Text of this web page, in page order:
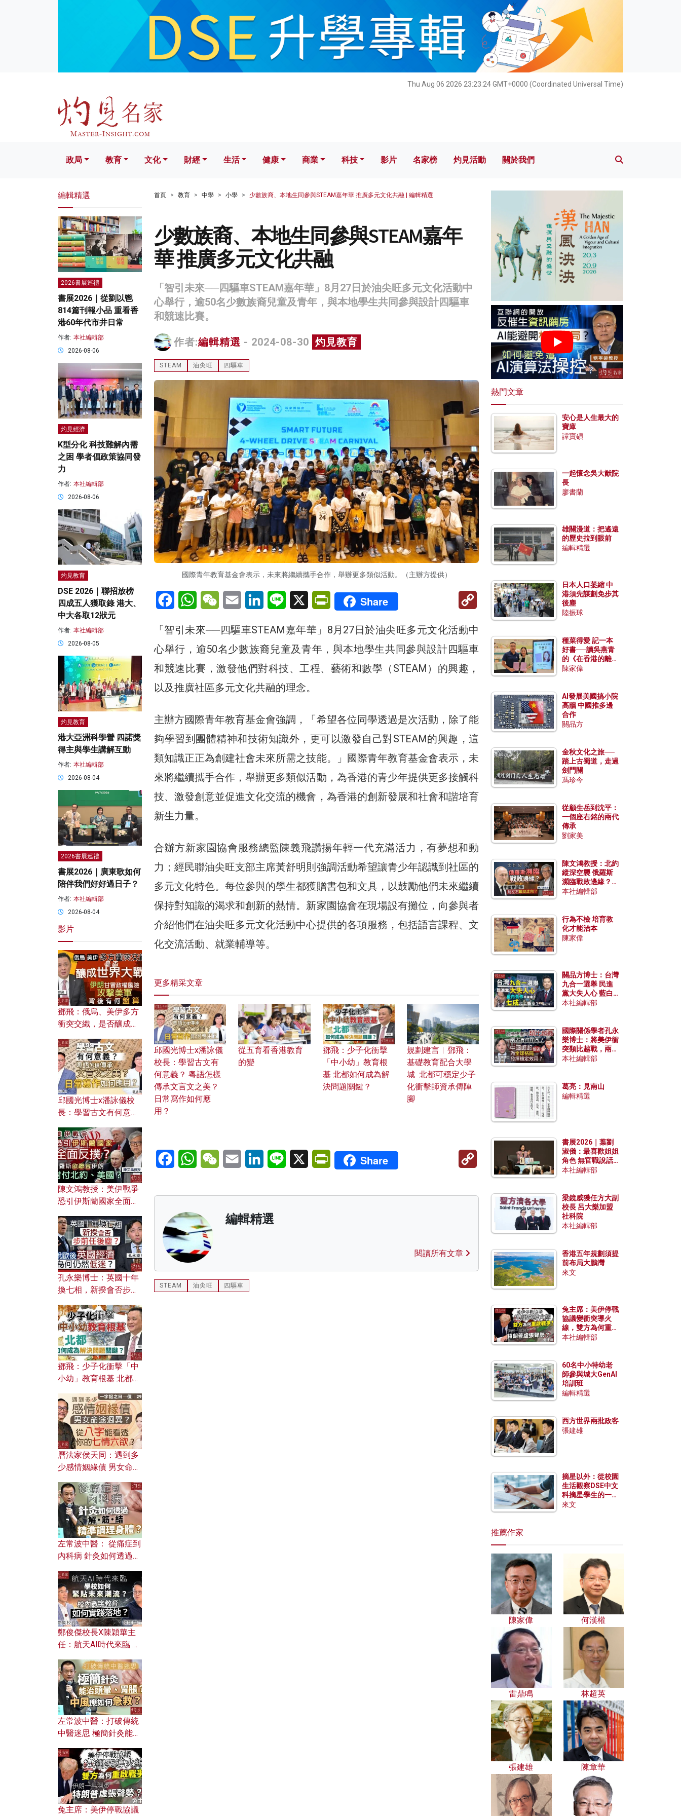
Thu Aug 06 2026 23:23:25 GMT+0000 (Coordinated Universal Time)
文化 財經 生活 健康 科技 影片 名家榜 灼見活動 關於我們
政局 教育 文化 財經 生活 健康 商業 科技 影片 名家榜 灼見活動 關於我們
首頁 教育 中學 小學 少數族裔、本地生同參與STEAM嘉年華 推廣多元文化共融 | 編輯精選
少數族裔、本地生同參與STEAM嘉年
華 推廣多元文化共融
「智引未來──四驅車STEAM嘉年華」8月27日於油尖旺多元文化活動中
心舉行，逾50名少數族裔兒童及青年，與本地學生共同參與設計四驅車
和競速比賽。
作者:編輯精選 - 2024-08-30 灼見教育
STEAM 油尖旺 四驅車
國際青年教育基金會表示，未來將繼續攜手合作，舉辦更多類似活動。（主辦方提供）
FacebookWhatsAppWeChatEmail LinkedInLine X PrintFriendly
Share
Copy
「智引未來──四驅車STEAM嘉年華」8月27日於油尖旺多元文化活動中
心舉行，逾50名少數族裔兒童及青年，與本地學生共同參與設計四驅車
和競速比賽，激發他們對科技、工程、藝術和數學（STEAM）的興趣，
以及推廣社區多元文化共融的理念。
主辦方國際青年教育基金會強調，「希望各位同學透過是次活動，除了能
夠學習到團體精神和技術知識外，更可以激發自己對STEAM的興趣，這
類知識正正為創建社會未來所需之技能。」國際青年教育基金會表示，未
來將繼續攜手合作，舉辦更多類似活動，為香港的青少年提供更多接觸科
技、激發創意並促進文化交流的機會，為香港的創新發展和社會和諧培育
新生力量。
合辦方新家園協會服務總監陳義飛讚揚年輕一代充滿活力，有夢想和動
力；經民聯油尖旺支部主席黃舒明則強調活動希望讓青少年認識到社區的
多元文化特色。每位參與的學生都獲贈書包和文具，以鼓勵他們未來繼續
保持對知識的渴求和創新的熱情。新家園協會在現場設有攤位，向參與者
介紹他們在油尖旺多元文化活動中心提供的各項服務，包括語言課程、文
化交流活動、就業輔導等。
更多精采文章
邱國光博士x潘詠儀
校長：學習古文有
何意義？ 粵語怎樣
傳承文言文之美？
日常寫作如何應
用？
從五育看香港教育
的變
鄧飛：少子化衝擊
「中小幼」教育根
基 北都如何成為解
決問題關鍵？
規劃建言︱鄧飛：
基礎教育配合大學
城 北都可穩定少子
化衝擊師資承傳陣
腳
FacebookWhatsAppWeChatEmail LinkedInLine X PrintFriendly
Share
編輯精選
閱讀所有文章
STEAM 油尖旺 四驅車
編輯精選
2026書展巡禮
書展2026｜從劉以鬯
814篇刊報小品 重看香
港60年代市井日常
作者: 本社編輯部
2026-08-06
灼見經濟
K型分化 科技難解內需
之困 學者倡政策協同發
力
作者: 本社編輯部
2026-08-06
灼見教育
DSE 2026｜聯招放榜
四成五人獲取錄 港大、
中大各取12狀元
作者: 本社編輯部
2026-08-05
灼見教育
港大亞洲科學營 四諾獎
得主與學生講解互動
作者: 本社編輯部
2026-08-04
2026書展巡禮
書展2026｜廣東歌如何
陪伴我們好好過日子？
作者: 本社編輯部
2026-08-04
影片
鄧飛：俄烏、美伊多方
衝突交織，是否釀成世
風險攻擊美軍，背後有
何盤算？
邱國光博士x潘詠儀校
長：學習古文有何意
文之美？ 日常寫作如何
應用？
陳文鴻教授：美伊戰爭
恐引伊斯蘭國家全面反
對付北約美國？
孔永樂博士：英國十年
換七相，新揆會否步前
濟為何仍然低迷？
鄧飛：少子化衝擊「中
小幼」教育根基 北都如
曆法家侯天同：遇到多
少感情姻緣債 男女命途
的七情六欲？
左常波中醫： 從痛症到
內科病 針灸如何透過解
鄭俊傑校長X陳穎華主
任：航天AI時代來臨 學
校內數字教育如何實踐
落地？
左常波中醫：打破傳統
中醫迷思 極簡針灸能治
何急救？
兔主席：美伊停戰協議
熱門文章
安心是人生最大的
寶庫
譚寶碩
一起懷念吳大猷院
長
廖書蘭
雄關漫道：把遙遠
的歷史拉到眼前
編輯精選
日本人口萎縮 中
港須先謀劃免步其
後塵
陸振球
種菜得愛 記一本
好書──讀吳燕青
的《在香港的離島
種菜》
陳家偉
AI發展美國搞小院
高牆 中國推多邊
合作
關品方
金秋文化之旅──
踏上古蜀道，走過
劍門關
馮珍今
從顧生岳到沈平：
一個座右銘的兩代
傳承
劉家美
陳文鴻教授：北約
縱深空襲 俄羅斯
瀕臨戰敗邊緣？中
國零部件能左右戰
本社編輯部
行為不檢 培育教
化才能治本
陳家偉
關品方博士：台灣
九合一選舉 民進
黨大失人心 藍白
合作有望拿下七成
本社編輯部
國際關係學者孔永
樂博士：將美伊衝
突類比越戰，兩者
有何異同？中國崛
本社編輯部
葛亮：見南山
編輯精選
書展2026｜葉劉
淑儀：最喜歡姐姐
角色 無官職說話
包袱少
本社編輯部
梁鏡威獲任方大副
校長 呂大樂加盟
社科院
本社編輯部
香港五年規劃須提
前布局大鵬灣
來文
兔主席：美伊停戰
協議變衝突導火
線，雙方為何重啟
戰爭？伊朗一早洞
本社編輯部
60名中小特幼老
師參與城大GenAI
培訓班
編輯精選
西方世界兩批政客
張建雄
摘星以外：從校園
生活觀察DSE中文
科摘星學生的一點
特質
來文
推薦作家
陳家偉 何漢權
雷鼎鳴 林超英
張建雄 陳章華